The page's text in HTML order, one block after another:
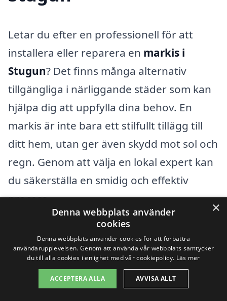
Letar du efter en professionell för att
installera eller reparera en markis i
Stugun? Det finns många alternativ
tillgängliga i närliggande städer som kan
hjälpa dig att uppfylla dina behov. En
markis är inte bara ett stilfullt tillägg till
ditt hem, utan ger även skydd mot sol och
regn. Genom att välja en lokal expert kan
du säkerställa en smidig och effektiv
process.
Några av de närliggande städerna där du
kan hitta professionella företag som
erbjuder markistjänster inkluderar:
×
Denna webbplats använder
cookies
Denna webbplats använder cookies för att förbättra
användarupplevelsen. Genom att använda vår webbplats samtycker
du till alla cookies i enlighet med vår cookiepolicy. Läs mer
ACCEPTERA ALLA AVVISA ALLT